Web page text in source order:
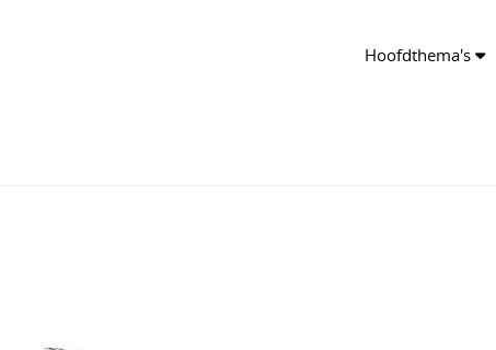
Hoofdthema's
gefinancierd?